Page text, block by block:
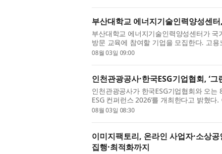
부산대학교 에너지기술인력양성센
부산대학교 에너지기술인력양성센터가
방문 교육에 참여할 기업을 모집한다. 고
강좌는 총 10개다. 신청 기업을 직접 방문
08월 03일 09:00
인천관광공사·한국ESG기업협회, ‘
인천관광공사가 한국ESG기업협회와 오
ESG 컨퍼런스 2026’를 개최한다고 밝혔
한국ESG기업협회가 공동 주관하는 국내
08월 03일 08:30
이미지팩토리, 온라인 사업자·소상
집행·최적화까지